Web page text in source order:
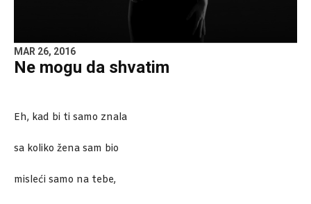
MAR 26, 2016
Ne mogu da shvatim
Eh, kad bi ti samo znala
sa koliko žena sam bio
misleći samo na tebe,